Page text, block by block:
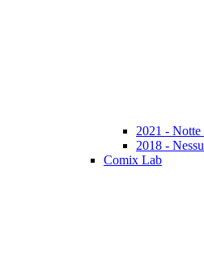
2021 - Notte
2018 -
Comix Lab